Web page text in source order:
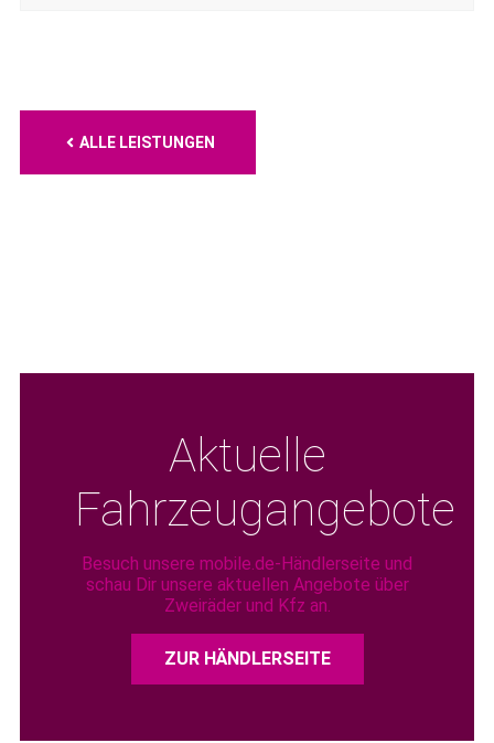
ALLE LEISTUNGEN
Aktuelle
Fahrzeugangebote
Besuch unsere mobile.de-Händlerseite und
schau Dir unsere aktuellen Angebote über
Zweiräder und Kfz an.
ZUR HÄNDLERSEITE